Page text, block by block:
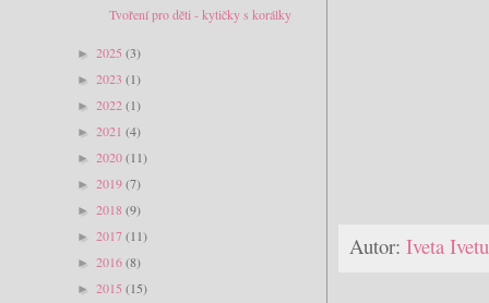
Autor: Iveta
Tvoření pro děti - kytičky s korálky
► 2025 (3)
► 2023 (1)
► 2022(1)
► 2021 (4)
► 2020(11)
► 2019(7)
► 2018 (9)
► 2017(11)
► 2016(8)
► 2015 (15)